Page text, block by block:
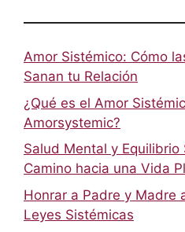
Amor Sistémico: Cómo
Sanan tu Relación
¿Qué es el Amor
Amorsystemic?
Salud Mental y Equilibrio
Camino hacia una Vida
Honrar a Padre y Madre
Leyes Sistémicas